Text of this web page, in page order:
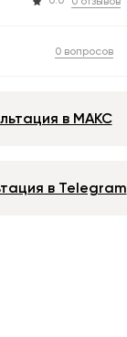
0 вопросов
в МАКС
в Telegram